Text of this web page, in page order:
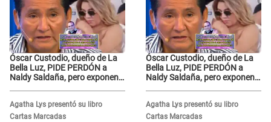
Óscar Custodio, dueño de La
Bella Luz, PIDE PERDÓN a
Naldy Saldaña, pero exponen
grabar"
Agatha Lys presentó su libro
Cartas Marcadas
Óscar Custodio, dueño de La
Bella Luz, PIDE PERDÓN a
Naldy Saldaña, pero exponen
grabar"
Agatha Lys presentó su libro
Cartas Marcadas